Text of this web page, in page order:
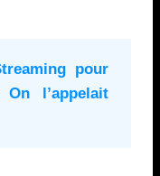
pour
On l’appelait